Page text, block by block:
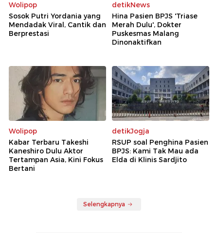
Wolipop
Sosok Putri Yordania yang
Mendadak Viral, Cantik dan
Berprestasi
detikNews
Hina Pasien BPJS 'Triase
Merah Dulu', Dokter
Puskesmas Malang
Dinonaktifkan
Wolipop
Kabar Terbaru Takeshi
Kaneshiro Dulu Aktor
Tertampan Asia, Kini Fokus
Bertani
detikJogja
RSUP soal Penghina Pasien
BPJS: Kami Tak Mau ada
Elda di Klinis Sardjito
Selengkapnya